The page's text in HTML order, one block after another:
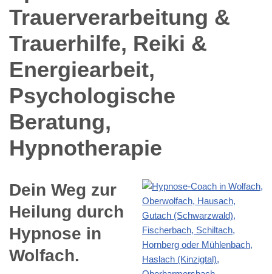
Dein Weg zur
Heilung durch
Hypnose in
Wolfach.